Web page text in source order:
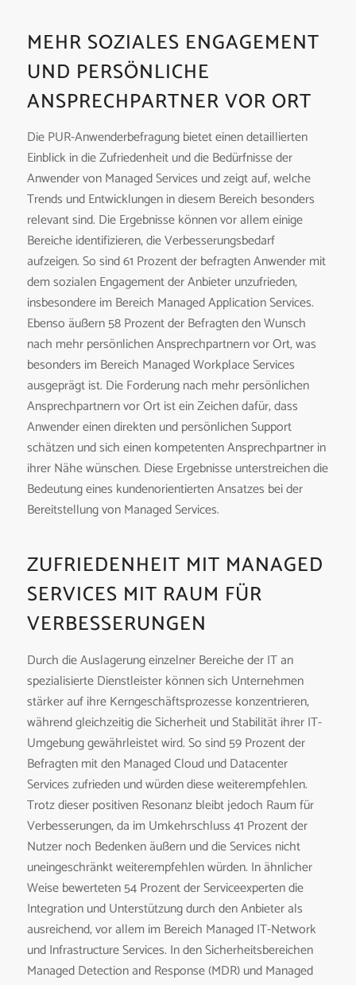
MEHR SOZIALES ENGAGEMENT
UND PERSÖNLICHE
ANSPRECHPARTNER VOR ORT
Die PUR-Anwenderbefragung bietet einen detaillierten
Einblick in die Zufriedenheit und die Bedürfnisse der
Anwender von Managed Services und zeigt auf, welche
Trends und Entwicklungen in diesem Bereich besonders
relevant sind. Die Ergebnisse können vor allem einige
Bereiche identifizieren, die Verbesserungsbedarf
aufzeigen. So sind 61 Prozent der befragten Anwender mit
dem sozialen Engagement der Anbieter unzufrieden,
insbesondere im Bereich Managed Application Services.
Ebenso äußern 58 Prozent der Befragten den Wunsch
nach mehr persönlichen Ansprechpartnern vor Ort, was
besonders im Bereich Managed Workplace Services
ausgeprägt ist. Die Forderung nach mehr persönlichen
Ansprechpartnern vor Ort ist ein Zeichen dafür, dass
Anwender einen direkten und persönlichen Support
schätzen und sich einen kompetenten Ansprechpartner in
ihrer Nähe wünschen. Diese Ergebnisse unterstreichen die
Bedeutung eines kundenorientierten Ansatzes bei der
Bereitstellung von Managed Services.
ZUFRIEDENHEIT MIT MANAGED
SERVICES MIT RAUM FÜR
VERBESSERUNGEN
Durch die Auslagerung einzelner Bereiche der IT an
spezialisierte Dienstleister können sich Unternehmen
stärker auf ihre Kerngeschäftsprozesse konzentrieren,
während gleichzeitig die Sicherheit und Stabilität ihrer IT-
Umgebung gewährleistet wird. So sind 59 Prozent der
Befragten mit den Managed Cloud und Datacenter
Services zufrieden und würden diese weiterempfehlen.
Trotz dieser positiven Resonanz bleibt jedoch Raum für
Verbesserungen, da im Umkehrschluss 41 Prozent der
Nutzer noch Bedenken äußern und die Services nicht
uneingeschränkt weiterempfehlen würden. In ähnlicher
Weise bewerteten 54 Prozent der Serviceexperten die
Integration und Unterstützung durch den Anbieter als
ausreichend, vor allem im Bereich Managed IT-Network
und Infrastructure Services. In den Sicherheitsbereichen
Managed Detection and Response (MDR) und Managed